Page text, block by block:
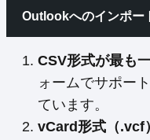
Outlookへのインポー
CSV形式が最も
ォームでサポー
ています。
vCard形式（.vcf）